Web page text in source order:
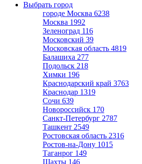
Выбрать город
городе Москва 6238
Москва 1992
Зеленоград 116
Московский 39
Московская область 4819
Балашиха 277
Подольск 218
Химки 196
Краснодарский край 3763
Краснодар 1319
Сочи 639
Новороссийск 170
Санкт-Петербург 2787
Ташкент 2549
Ростовская область 2316
Ростов-на-Дону 1015
Таганрог 149
Шахты 146